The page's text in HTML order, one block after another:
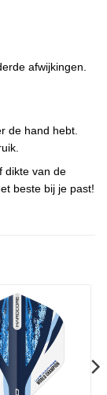
afwijkingen.
de hand hebt.
dikte van de
beste bij je past!